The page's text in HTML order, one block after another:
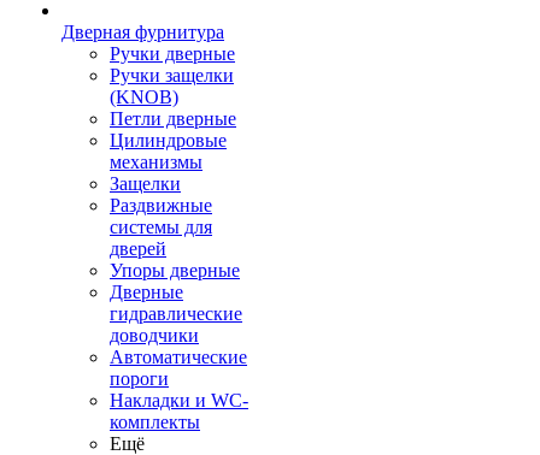
Дверная фурнитура
Ручки дверные
Ручки защелки
(KNOB)
Петли дверные
Цилиндровые
механизмы
Защелки
Раздвижные
системы для
дверей
Упоры дверные
Дверные
гидравлические
доводчики
Автоматические
пороги
Накладки и WC-
комплекты
Ещё